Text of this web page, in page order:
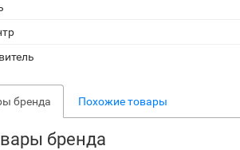
бренда Похожие товары
бренда